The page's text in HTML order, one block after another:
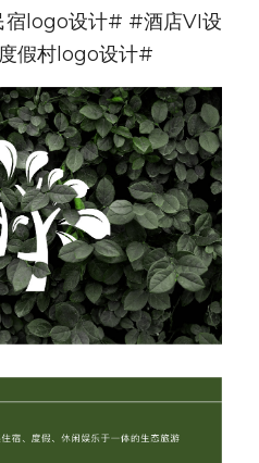
logo设计# #酒店VI设
假村logo设计#